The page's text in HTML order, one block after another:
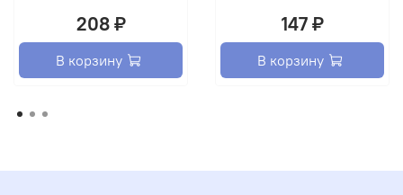
208 ₽
В корзину
147 ₽
В корзину